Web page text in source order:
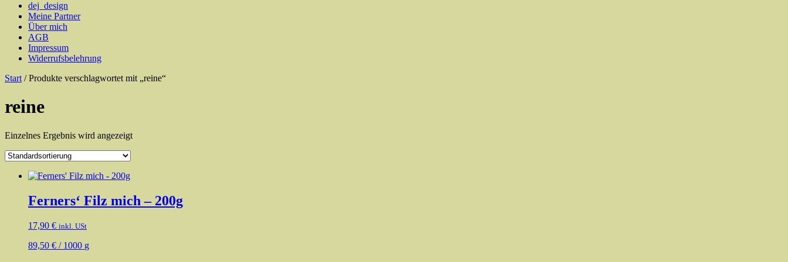
dej_design
Meine Partner
Über mich
AGB
Impressum
Widerrufsbelehrung
Start / Produkte verschlagwortet mit „reine“
reine
Einzelnes Ergebnis wird angezeigt
Ferners‘ Filz mich – 200g
17,90 € inkl. USt
89,50 € / 1000 g